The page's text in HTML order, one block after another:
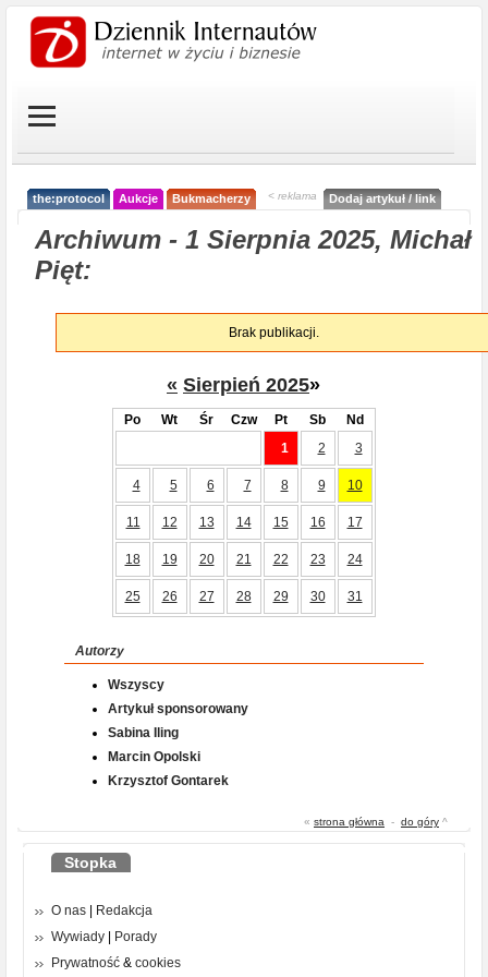
the:protocol Aukcje Bukmacherzy < reklama Dodaj artykuł / link
Archiwum - 1 Sierpnia 2025, Michał
Pięt:
Brak publikacji.
« Sierpień 2025»
Po Wt Śr Czw Pt Sb
Nd
1
2 3
4 5 6 7 8 9 10
11 12 13 14 15 16 17
18 19 20 21 22 23 24
25 26 27 28 29 30 31
Autorzy
Wszyscy
Artykuł sponsorowany
Sabina Iling
Marcin Opolski
Krzysztof Gontarek
« strona główna - do góry ^
Stopka
O nas
Redakcja
Wywiady
Porady
Prywatność & cookies